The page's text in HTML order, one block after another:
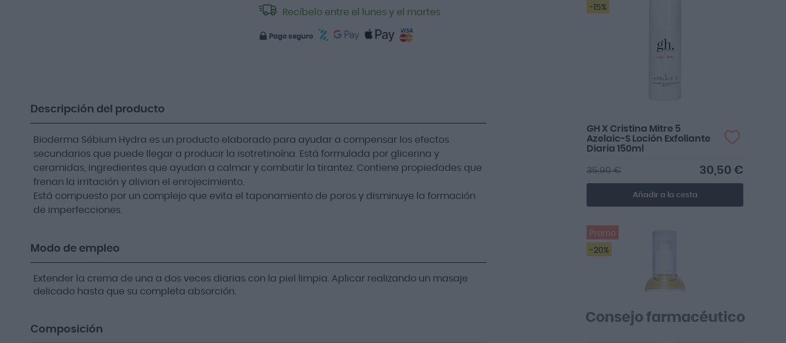
Recíbelo entre el lunes y el martes
Pago seguro
-15%
GH X Cristina Mitre 5
Azelaic-S Loción Exfoliante
Diaria 150ml
30,50 €
35,90 €
Añadir a la cesta
Promo
-20%
Descripción del producto
Bioderma Sébium Hydra es un producto elaborado para ayudar a compensar los efectos
secundarios que puede llegar a producir la isotretinoína. Está formulada por glicerina y
ceramidas, ingredientes que ayudan a calmar y combatir la tirantez. Contiene propiedades que
frenan la irritación y alivian el enrojecimiento.
Está compuesto por un complejo que evita el taponamiento de poros y disminuye la formación
de imperfecciones.
Modo de empleo
Extender la crema de una a dos veces diarias con la piel limpia. Aplicar realizando un masaje
delicado hasta que su completa absorción.
Composición
Consejo farmacéutico